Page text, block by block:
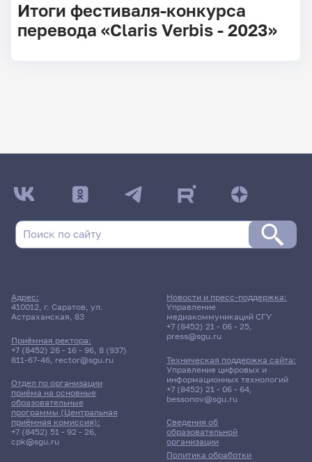
Итоги фестиваля-конкурса
перевода «Claris Verbis - 2023»
Адрес:
410012, г. Саратов, ул.
Астраханская, 83
Приёмная ректора:
+7 (8452) 26 - 16 - 96, 8 (937)
811-67-46, rector@sgu.ru
Отдел по организации
приёма на основные
образовательные
программы (Центральная
приёмная комиссия):
+7 (8452) 51 - 92 - 26,
cpk@sgu.ru
Сведения об
образовательной
организации
Политика обработки
Новости и пресс-поддержка:
Управление
медиакоммуникаций СГУ
+7 (8452) 21 - 06 - 25,
press@sgu.ru
Техническая поддержка сайта:
Управление цифровых и
информационных технологий
+7 (8452) 21 - 06 - 64,
bessonov@sgu.ru